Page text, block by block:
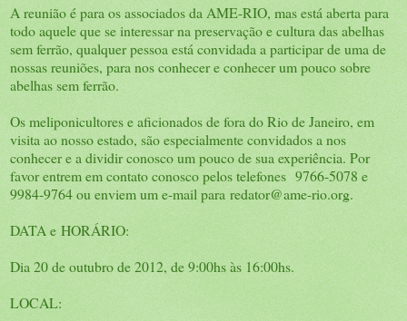
A reunião é para os associados da AME-RIO, mas está aberta para
todo aquele que se interessar na preservação e cultura das abelhas
sem ferrão, qualquer pessoa está convidada a participar de uma de
nossas reuniões, para nos conhecer e conhecer um pouco sobre
abelhas sem ferrão.
Os meliponicultores e aficionados de fora do Rio de Janeiro, em
visita ao nosso estado, são especialmente convidados a nos
conhecer e a dividir conosco um pouco de sua experiência. Por
favor entrem em contato conosco pelos telefones 9766-5078 e
9984-9764 ou enviem um e-mail para redator@ame-rio.org.
DATA e HORÁRIO:
Dia 20 de outubro de 2012, de 9:00hs às 16:00hs.
LOCAL: